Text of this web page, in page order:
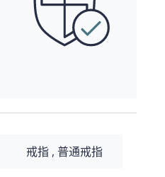
戒指 , 普通戒指